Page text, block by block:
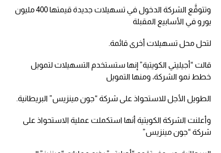
وتتوقَّع الشركة الدخول في تسهيلات جديدة قيمتها 400 مليون
يورو في الأسابيع المقبلة
لتحل محل تسهيلات أخرى قائمة.
قالت “أجيليتي الكويتية” إنها ستستخدم التسهيلات لتمويل
خطط نمو الشركة، ومنها التمويل
الطويل الأجل للاستحواذ على شركة “جون مينزيس” البريطانية.
وأعلنت الشركة الكويتية أنها استكملت عملية الاستحواذ على
شركة “جون مينزيس”